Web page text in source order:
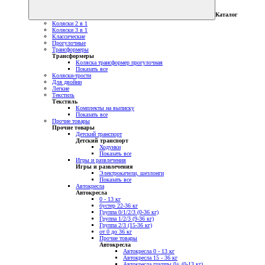
Каталог
Коляски 2 в 1
Коляски 3 в 1
Классические
Прогулочные
Трансформеры
Трансформеры
Коляска трансформер прогулочная
Показать все
Коляски-трости
Для двойни
Легкие
Текстиль
Текстиль
Комплекты на выписку
Показать все
Прочие товары
Прочие товары
Детский транспорт
Детский транспорт
Ходунки
Показать все
Игры и развлечения
Игры и развлечения
Электрокачели, шезлонги
Показать все
Автокресла
Автокресла
0 - 13 кг
бустер 22-36 кг
Группа 0/1/2/3 (0-36 кг)
Группа 1/2/3 (9-36 кг)
Группа 2/3 (15-36 кг)
от 0 до 36 кг
Прочие товары
Автокресла
Автокресла 0 - 13 кг
Автокресла 15 - 36 кг